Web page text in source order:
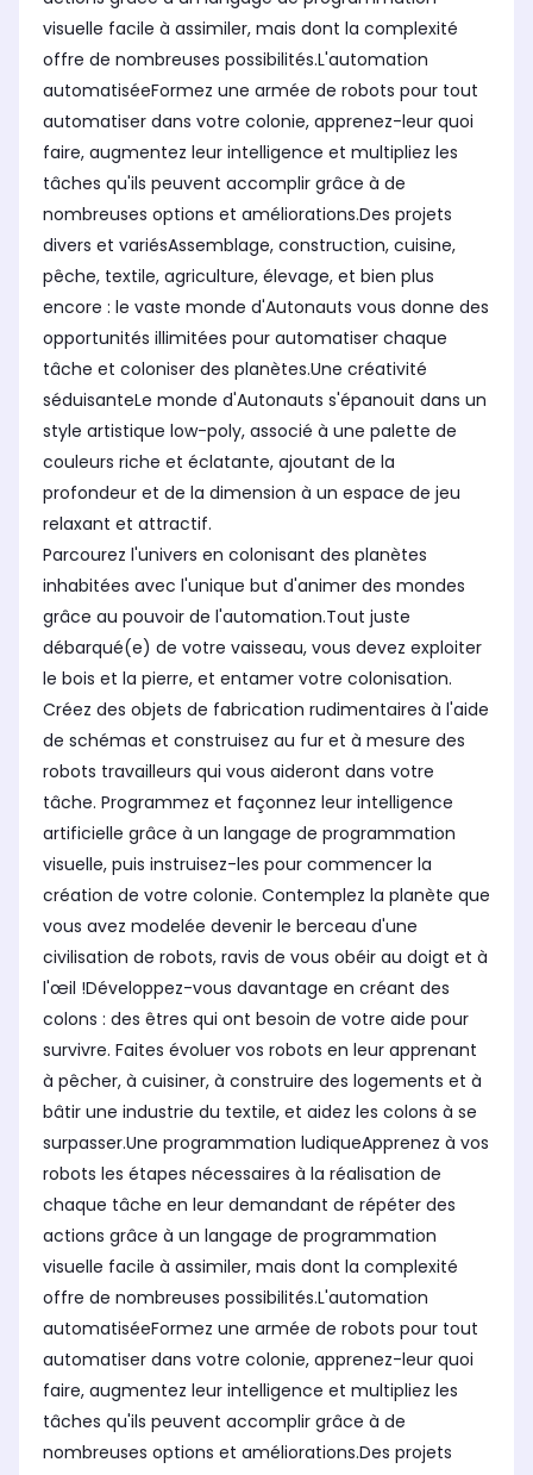
visuelle facile à assimiler, mais dont la complexité
offre de nombreuses possibilités.L'automation
automatiséeFormez une armée de robots pour tout
automatiser dans votre colonie, apprenez-leur quoi
faire, augmentez leur intelligence et multipliez les
tâches qu'ils peuvent accomplir grâce à de
nombreuses options et améliorations.Des projets
divers et variésAssemblage, construction, cuisine,
pêche, textile, agriculture, élevage, et bien plus
encore : le vaste monde d'Autonauts vous donne des
opportunités illimitées pour automatiser chaque
tâche et coloniser des planètes.Une créativité
séduisanteLe monde d'Autonauts s'épanouit dans un
style artistique low-poly, associé à une palette de
couleurs riche et éclatante, ajoutant de la
profondeur et de la dimension à un espace de jeu
relaxant et attractif.
Parcourez l'univers en colonisant des planètes
inhabitées avec l'unique but d'animer des mondes
grâce au pouvoir de l'automation.Tout juste
débarqué(e) de votre vaisseau, vous devez exploiter
le bois et la pierre, et entamer votre colonisation.
Créez des objets de fabrication rudimentaires à l'aide
de schémas et construisez au fur et à mesure des
robots travailleurs qui vous aideront dans votre
tâche. Programmez et façonnez leur intelligence
artificielle grâce à un langage de programmation
visuelle, puis instruisez-les pour commencer la
création de votre colonie. Contemplez la planète que
vous avez modelée devenir le berceau d'une
civilisation de robots, ravis de vous obéir au doigt et à
l'œil !Développez-vous davantage en créant des
colons : des êtres qui ont besoin de votre aide pour
survivre. Faites évoluer vos robots en leur apprenant
à pêcher, à cuisiner, à construire des logements et à
bâtir une industrie du textile, et aidez les colons à se
surpasser.Une programmation ludiqueApprenez à vos
robots les étapes nécessaires à la réalisation de
chaque tâche en leur demandant de répéter des
actions grâce à un langage de programmation
visuelle facile à assimiler, mais dont la complexité
offre de nombreuses possibilités.L'automation
automatiséeFormez une armée de robots pour tout
automatiser dans votre colonie, apprenez-leur quoi
faire, augmentez leur intelligence et multipliez les
tâches qu'ils peuvent accomplir grâce à de
nombreuses options et améliorations.Des projets